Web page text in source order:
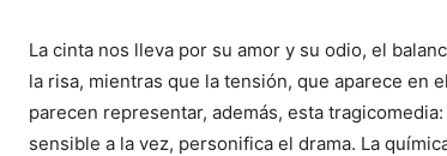
La cinta nos lleva por su amor y su odio, el
la risa, mientras que la tensión, que aparece en
parecen representar, además, esta
sensible a la vez, personifica el drama. La